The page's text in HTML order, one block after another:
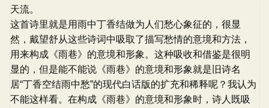
天流。
这首诗里就是用雨中丁香结做为人们愁心象征的，很显
然，戴望舒从这些诗词中吸取了描写愁情的意境和方法，
用来构成《雨巷》的意境和形象。这种吸收和借鉴是很明
显的，但是能不能说《雨巷》的意境和形象就是旧诗名
居“丁香空结雨中愁”的现代白话版的扩充和稀释呢？我认为
不能这样看。在构成《雨巷》的意境和形象时，诗人既吸